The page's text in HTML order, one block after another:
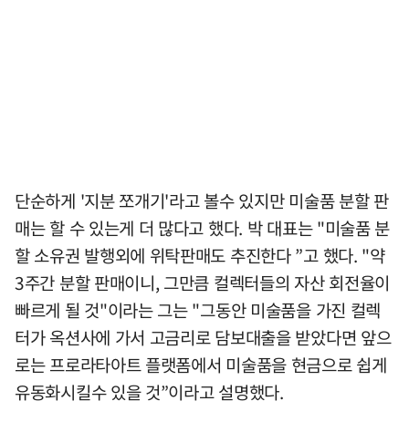
단순하게 '지분 쪼개기'라고 볼수 있지만 미술품 분할 판
매는 할 수 있는게 더 많다고 했다. 박 대표는 "미술품 분
할 소유권 발행외에 위탁판매도 추진한다 ”고 했다. "약
3주간 분할 판매이니, 그만큼 컬렉터들의 자산 회전율이
빠르게 될 것"이라는 그는 "그동안 미술품을 가진 컬렉
터가 옥션사에 가서 고금리로 담보대출을 받았다면 앞으
로는 프로라타아트 플랫폼에서 미술품을 현금으로 쉽게
유동화시킬수 있을 것”이라고 설명했다.